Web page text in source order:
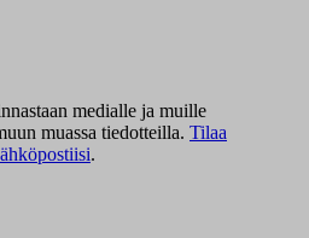
medialle ja muille
muassa tiedotteilla. Tilaa
.